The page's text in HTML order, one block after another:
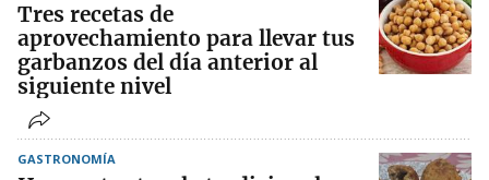
Tres recetas de
aprovechamiento para llevar tus
garbanzos del día anterior al
siguiente nivel
GASTRONOMÍA